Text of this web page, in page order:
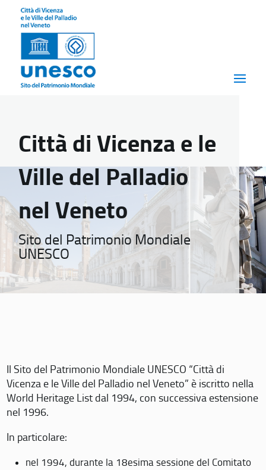
Città di Vicenza e le
Ville del Palladio
nel Veneto
Sito del Patrimonio Mondiale
UNESCO
Il Sito del Patrimonio Mondiale UNESCO “Città di
Vicenza e le Ville del Palladio nel Veneto” è iscritto nella
World Heritage List dal 1994, con successiva estensione
nel 1996.
In particolare:
nel 1994, durante la 18esima sessione del Comitato